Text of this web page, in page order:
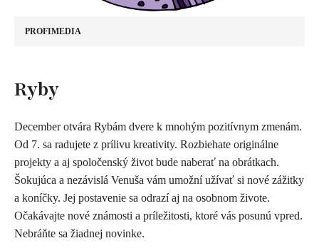
PROFIMEDIA
​Ryby
December otvára Rybám dvere k mnohým pozitívnym zmenám.
Od 7. sa radujete z prílivu kreativity. Rozbiehate originálne
projekty a aj spoločenský život bude naberať na obrátkach.
Šokujúca a nezávislá Venuša vám umožní užívať si nové zážitky
a koníčky. Jej postavenie sa odrazí aj na osobnom živote.
Očakávajte nové známosti a príležitosti, ktoré vás posunú vpred.
Nebráňte sa žiadnej novinke.